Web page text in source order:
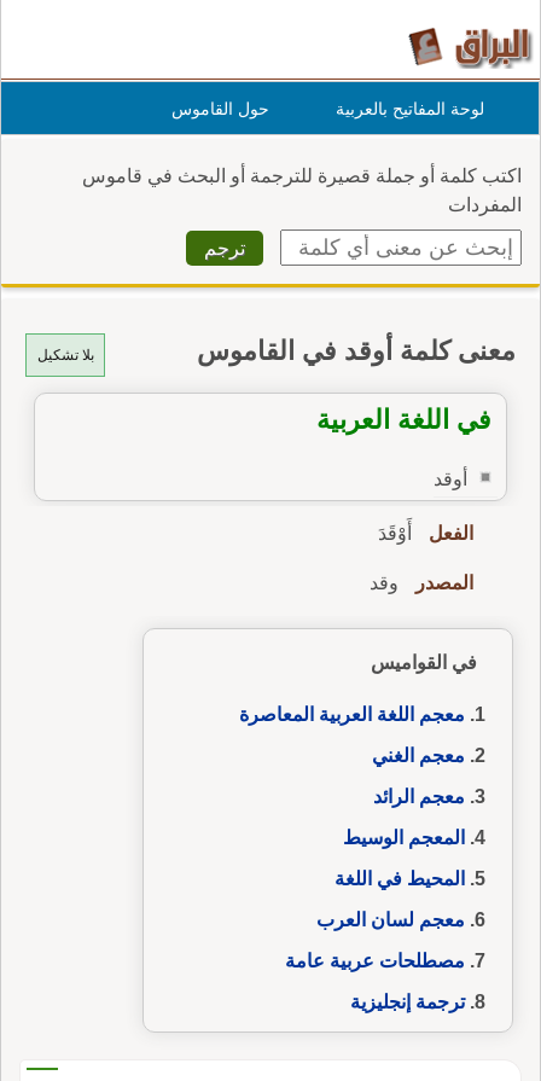
لوحة المفاتيح بالعربية حول القاموس
اكتب كلمة أو جملة قصيرة للترجمة أو البحث في قاموس
المفردات
بلا تشكيل معنى كلمة أوقد في القاموس
في اللغة العربية
أوقد
الفعل أَوْقَدَ
المصدر وقد
في القواميس
معجم اللغة العربية المعاصرة
معجم الغني
معجم الرائد
المعجم الوسيط
المحيط في اللغة
معجم لسان العرب
مصطلحات عربية عامة
ترجمة إنجليزية